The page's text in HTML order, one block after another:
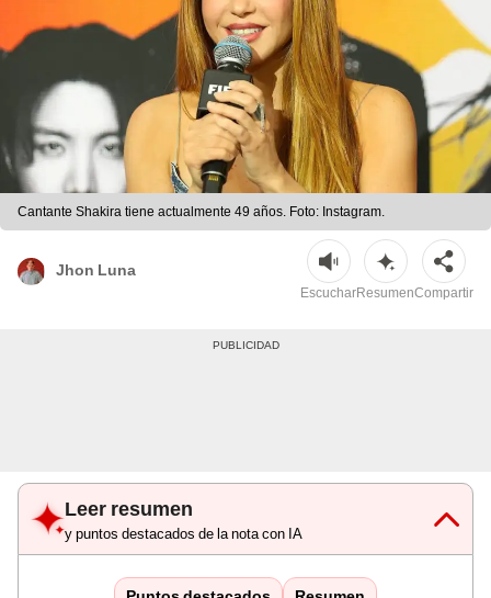
Cantante Shakira tiene actualmente 49 años. Foto: Instagram.
Jhon Luna
EscucharResumenCompartir
Leer resumen
y puntos destacados de la nota con IA